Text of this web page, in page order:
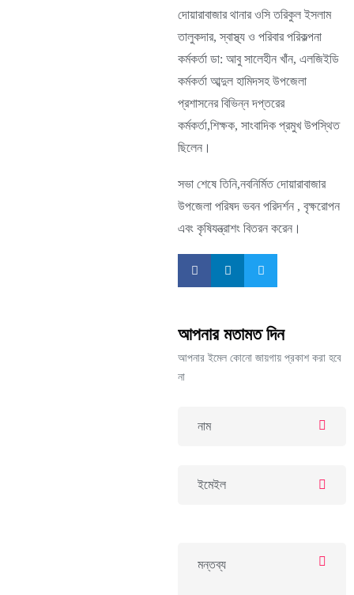
দোয়ারাবাজার থানার ওসি তরিকুল ইসলাম
তালুকদার, স্বাস্থ্য ও পরিবার পরিকল্পনা
কর্মকর্তা ডা: আবু সালেহীন খাঁন, এলজিইডি
কর্মকর্তা আব্দুল হামিদসহ উপজেলা
প্রশাসনের বিভিন্ন দপ্তরের
কর্মকর্তা,শিক্ষক, সাংবাদিক প্রমুখ উপস্থিত
ছিলেন।
সভা শেষে তিনি,নবনির্মিত দোয়ারাবাজার
উপজেলা পরিষদ ভবন পরিদর্শন , বৃক্ষরোপন
এবং কৃষিযন্ত্রাশং বিতরন করেন।
আপনার মতামত দিন
আপনার ইমেল কোনো জায়গায় প্রকাশ করা হবে
না